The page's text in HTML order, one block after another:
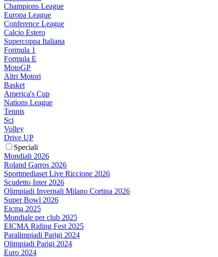
Champions League
Europa League
Conference League
Calcio Estero
Supercoppa Italiana
Formula 1
Formula E
MotoGP
Altri Motori
Basket
America's Cup
Nations League
Tennis
Sci
Volley
Drive UP
Speciali
Mondiali 2026
Roland Garros 2026
Sportmediaset Live Riccione 2026
Scudetto Inter 2026
Olimpiadi Invernali Milano Cortina 2026
Super Bowl 2026
Eicma 2025
Mondiale per club 2025
EICMA Riding Fest 2025
Paralimpiadi Parigi 2024
Olimpiadi Parigi 2024
Euro 2024